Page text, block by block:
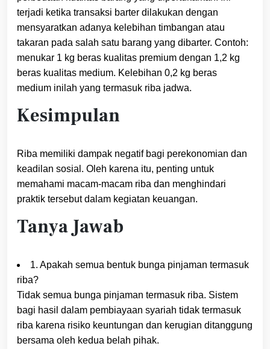
terjadi ketika transaksi barter dilakukan dengan
mensyaratkan adanya kelebihan timbangan atau
takaran pada salah satu barang yang dibarter. Contoh:
menukar 1 kg beras kualitas premium dengan 1,2 kg
beras kualitas medium. Kelebihan 0,2 kg beras
medium inilah yang termasuk riba jadwa.
Kesimpulan
Riba memiliki dampak negatif bagi perekonomian dan
keadilan sosial. Oleh karena itu, penting untuk
memahami macam-macam riba dan menghindari
praktik tersebut dalam kegiatan keuangan.
Tanya Jawab
1. Apakah semua bentuk bunga pinjaman termasuk
riba?
Tidak semua bunga pinjaman termasuk riba. Sistem
bagi hasil dalam pembiayaan syariah tidak termasuk
riba karena risiko keuntungan dan kerugian ditanggung
bersama oleh kedua belah pihak.